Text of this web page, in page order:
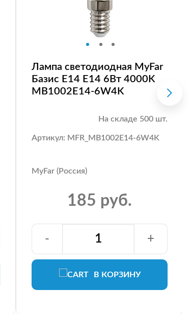
Лампа светодиодная MyFar
Базис E14 E14 6Вт 4000K
MB1002E14-6W4K
На складе 500 шт.
Артикул: MFR_MB1002E14-6W4K
MyFar (Россия)
185 руб.
В КОРЗИНУ
- +